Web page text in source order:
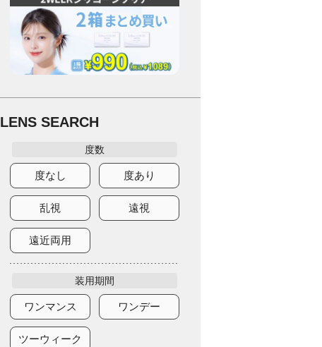
LENS SEARCH
度数
度なし 度あり
乱視 遠視
遠近両用
装用期間
ワンマンス ワンデー
ツーウィーク